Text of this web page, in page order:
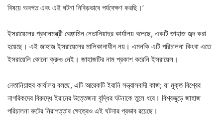
বিষয়ে অবগত এবং এই ঘটনা নিবিড়ভাবে পর্যবেক্ষণ করছি।’
ইসরায়েলের প্রধানমন্ত্রী বেঞ্জামিন নেতানিয়াহুর কার্যালয় বলেছে, একটি জাহাজ জব্দ করা
হয়েছে। এই জাহাজ ইসরায়েলের মালিকানাধীন নয়। এমনকি এটি পরিচালনা কিংবা এতে
ইসরায়েলি কোনো ক্রুও নেই। জাহাজটির নাম প্রকাশ করেনি ইসরায়েল।
নেতানিয়াহুর কার্যালয় বলছে, এটি আরেকটি ইরানি সন্ত্রাসবাদী কাজ; যা মুক্ত বিশ্বের
নাগরিকদের বিরুদ্ধে ইরানের উত্তেজনা বৃদ্ধির ঘটনাকে তুলে ধরে। বিশ্বজুড়ে জাহাজ
পরিচালনা রুটের নিরাপত্তার ক্ষেত্রেও এই ঘটনার প্রভাব রয়েছে।